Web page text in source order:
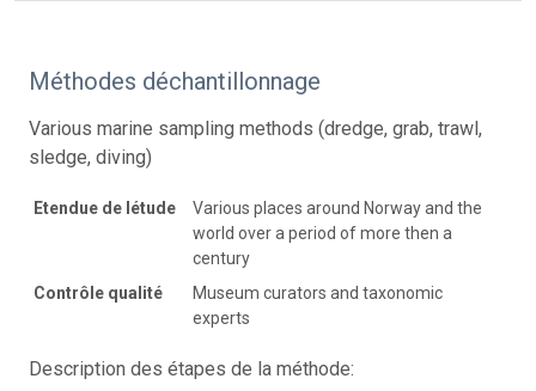
Méthodes déchantillonnage
Various marine sampling methods (dredge, grab, trawl,
sledge, diving)
Etendue de létude
Various places around Norway and the
world over a period of more then a
century
Contrôle qualité
Museum curators and taxonomic
experts
Description des étapes de la méthode: